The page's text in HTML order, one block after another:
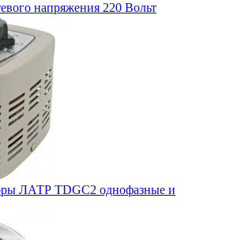
напряжения 220 Вольт
ЛАТР TDGC2 однофазные и